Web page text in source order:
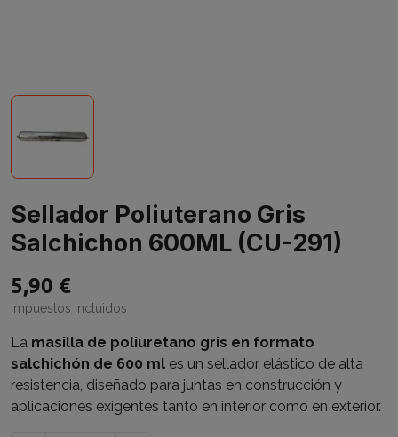
Sellador Poliuterano Gris
Salchichon 600ML (CU-291)
5,90 €
Impuestos incluidos
La masilla de poliuretano gris en formato
salchichón de 600 ml es un sellador elástico de alta
resistencia, diseñado para juntas en construcción y
aplicaciones exigentes tanto en interior como en exterior.